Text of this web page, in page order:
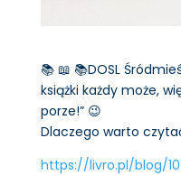
📚 📖 📚DOSL
książki każdy może,
porze!” 😉
Dlaczego warto
https://livro.pl/blog/